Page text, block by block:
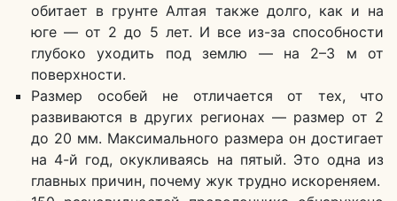
обитает в грунте Алтая также долго, как и на
юге — от 2 до 5 лет. И все из-за способности
глубоко уходить под землю — на 2–3 м от
поверхности.
Размер особей не отличается от тех, что
развиваются в других регионах — размер от 2
до 20 мм. Максимального размера он достигает
на 4-й год, окукливаясь на пятый. Это одна из
главных причин, почему жук трудно искореняем.